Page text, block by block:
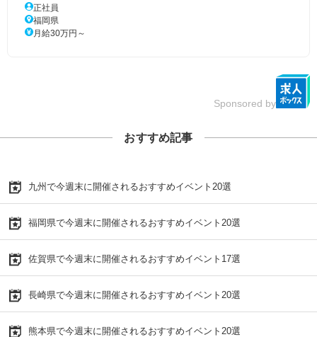
正社員
福岡県
月給30万円～
Sponsored by
おすすめ記事
九州で今週末に開催されるおすすめイベント20選
福岡県で今週末に開催されるおすすめイベント20選
佐賀県で今週末に開催されるおすすめイベント17選
長崎県で今週末に開催されるおすすめイベント20選
熊本県で今週末に開催されるおすすめイベント20選